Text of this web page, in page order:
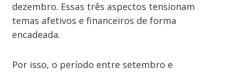
dezembro. Essas três aspectos tensionam
temas afetivos e financeiros de forma
encadeada.
Por isso, o período entre setembro e